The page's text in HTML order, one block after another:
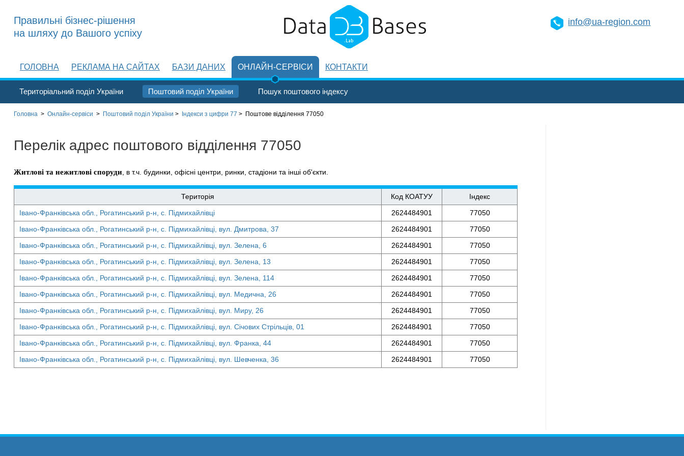
info@ua-region.com
Правильні бізнес-рішення
на шляху до Вашого успіху
ГОЛОВНА РЕКЛАМА НА САЙТАХ БАЗИ ДАНИХ ОНЛАЙН-СЕРВІСИ
Територіальний поділ України Поштовий поділ України Пошук поштового індексу
КОНТАКТИ
Головна > Онлайн-сервіси > Поштовий поділ України > Індекси з цифри 77 > Поштове відділення 77050
Перелік адрес поштового відділення 77050
Житлові та нежитлові споруди , в т.ч. будинки, офісні центри, ринки, стадіони та інші об'єкти.
Територія Код КОАТУУ
Індекс
Івано-Франківська обл., Рогатинський р-н, с. Підмихайлівці
2624484901
77050
Івано-Франківська обл., Рогатинський р-н, с. Підмихайлівці, вул. Дмитрова, 37
2624484901
77050
Івано-Франківська обл., Рогатинський р-н, с. Підмихайлівці, вул. Зелена, 6
2624484901
77050
Івано-Франківська обл., Рогатинський р-н, с. Підмихайлівці, вул. Зелена, 13
2624484901
77050
Івано-Франківська обл., Рогатинський р-н, с. Підмихайлівці, вул. Зелена, 114
2624484901
77050
Івано-Франківська обл., Рогатинський р-н, с. Підмихайлівці, вул. Медична, 26
2624484901
77050
Івано-Франківська обл., Рогатинський р-н, с. Підмихайлівці, вул. Миру, 26
2624484901
77050
Івано-Франківська обл., Рогатинський р-н, с. Підмихайлівці, вул. Січових Стрільців, 01
2624484901
77050
Івано-Франківська обл., Рогатинський р-н, с. Підмихайлівці, вул. Франка, 44
2624484901
77050
Івано-Франківська обл., Рогатинський р-н, с. Підмихайлівці, вул. Шевченка, 36
2624484901 77050